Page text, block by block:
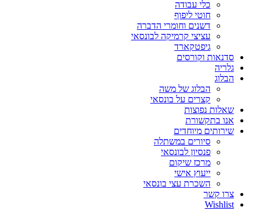
כלי עבודה
חוטי ליפוף
דשנים וחומרי הדברה
עציצי קרמיקה לבונסאי
גיפטקארד
סדנאות וקורסים
גלריה
הבלוג
הבלוג של משה
קצרים על בונסאי
שאלות נפוצות
אנו בתקשורת
שירותים מיוחדים
סיורים במשתלה
פנסיון לבונסאי
מרכז שיקום
ייעוץ אישי
השכרת עצי בונסאי
צרו קשר
Wishlist